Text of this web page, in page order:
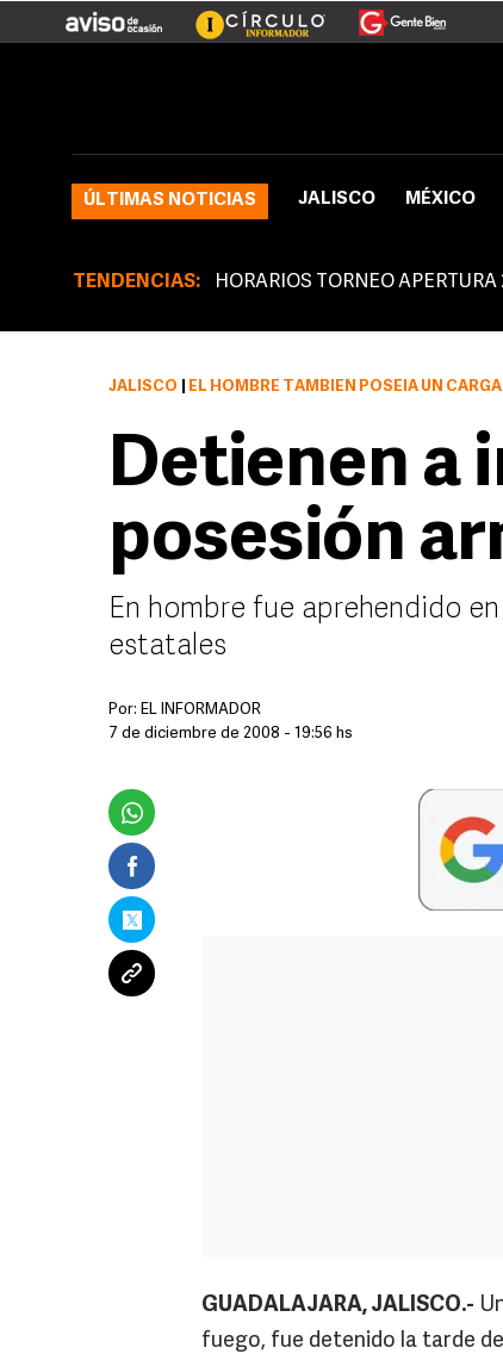
ÚLTIMAS NOTICIAS JALISCO MÉXICO
TENDENCIAS: HORARIOS TORNEO APERTURA
JALISCO EL HOMBRE TAMBIÉN POSEÍA UN CARGADOR
Detienen a
posesión
En hombre fue aprehendido
estatales
Por: EL INFORMADOR
7 de diciembre de 2008 - 19:56 hs
GUADALAJARA, JALISCO.-
fuego, fue detenido la tarde